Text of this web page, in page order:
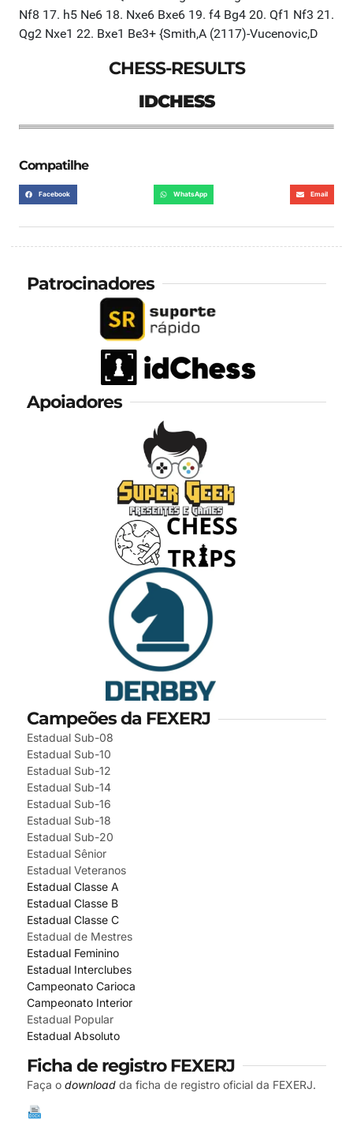
CHESS-RESULTS
IDCHESS
Compatilhe
Facebook WhatsApp Email
Patrocinadores
Apoiadores
Campeões da FEXERJ
Estadual Sub-08
Estadual Sub-10
Estadual Sub-12
Estadual Sub-14
Estadual Sub-16
Estadual Sub-18
Estadual Sub-20
Estadual Sênior
Estadual Veteranos
Estadual Classe A
Estadual Classe B
Estadual Classe C
Estadual de Mestres
Estadual Feminino
Estadual Interclubes
Campeonato Carioca
Campeonato Interior
Estadual Popular
Estadual Absoluto
Ficha de registro FEXERJ
Faça o download da ficha de registro oficial da FEXERJ.